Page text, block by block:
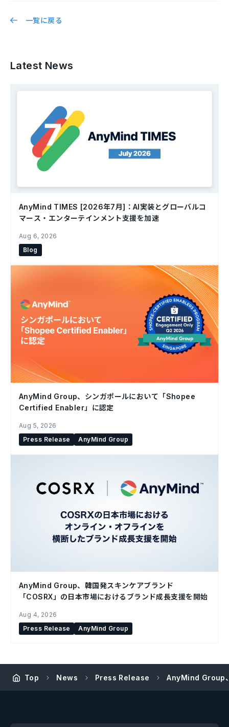
一覧に戻る
Latest News
AnyMind TIMES [2026年7月]：AI実装とグローバルコ
マース・エンターテインメント支援を加速
Aug 6, 2026
Blog
AnyMind Group、シンガポールにおいて「Shopee
Certified Enabler」に認定
Aug 5, 2026
Press Release
AnyMind Group
AnyMind Group、韓国発スキンケアブランド
「COSRX」の日本市場におけるブランド成長支援を開始
Aug 4, 2026
Press Release
AnyMind Group
Top News Press Release AnyMind Group